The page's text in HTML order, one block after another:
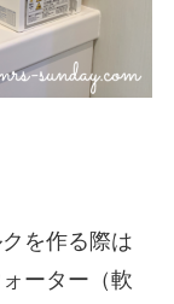
を作る際は
ーター（軟